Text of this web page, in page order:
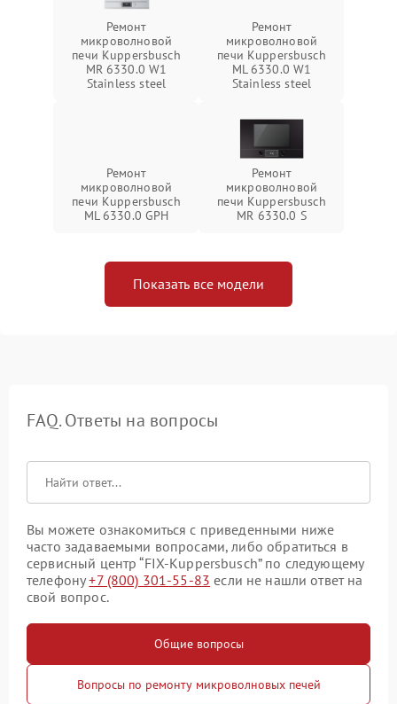
Ремонт
микроволновой
печи Kuppersbusch
MR 6330.0 W1
Stainless steel
Ремонт
микроволновой
печи Kuppersbusch
ML 6330.0 W1
Stainless steel
Ремонт
микроволновой
печи Kuppersbusch
ML 6330.0 GPH
Ремонт
микроволновой
печи Kuppersbusch
MR 6330.0 S
Показать все модели
FAQ. Ответы на вопросы
Вы можете ознакомиться с приведенными ниже
часто задаваемыми вопросами, либо обратиться в
сервисный центр “FIX-Kuppersbusch” по следующему
телефону+7 (800) 301-55-83 если не нашли ответ на
свой вопрос.
Общие вопросы
Вопросы по ремонту микроволновых печей